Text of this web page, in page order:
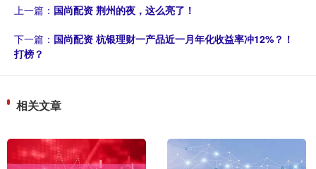
上一篇： 国尚配资 荆州的夜，这么亮了！
下一篇： 国尚配资 杭银理财一产品近一月年化收益率冲12%？！
打榜？
相关文章